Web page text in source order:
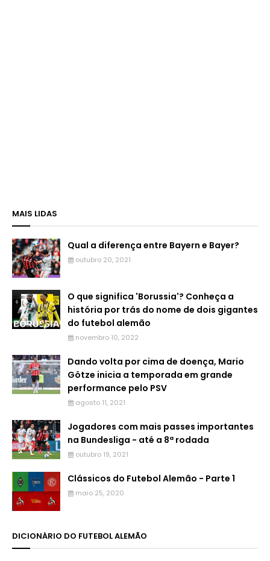
MAIS LIDAS
Qual a diferença entre Bayern e Bayer?
outubro 20, 2021
O que significa 'Borussia'? Conheça a
história por trás do nome de dois gigantes
do futebol alemão
novembro 10, 2022
Dando volta por cima de doença, Mario
Götze inicia a temporada em grande
performance pelo PSV
agosto 11, 2021
Jogadores com mais passes importantes
na Bundesliga - até a 8ª rodada
outubro 19, 2021
Clássicos do Futebol Alemão - Parte 1
maio 25, 2020
DICIONÁRIO DO FUTEBOL ALEMÃO